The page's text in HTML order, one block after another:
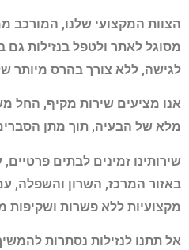
הצוות המקצועי שלנו, המורכב
מסוגל לאתר ולטפל בנזילות
לגישה, ללא צורך בהרס מיותר
אנו מציעים שירות מקיף, החל
מלא של הבעיה, תוך מתן
שירותינו זמינים לבתים
באזור המרכז, השרון והשפלה,
מקצועיות ללא פשרות ושקיפות
אל תתנו לנזילות נסתרות